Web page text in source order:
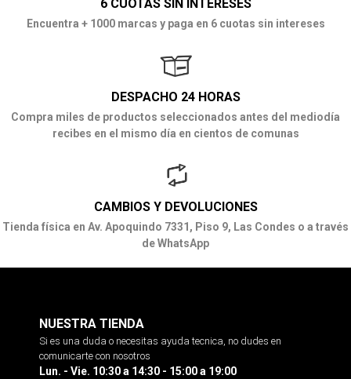
6 CUOTAS SIN INTERESES
Encuentra + 1000 marcas y paga en 6 cuotas sin intereses
DESPACHO 24 HORAS
Compra miles de productos seleccionados antes del mediodía
recibes en el mismo día en cientos de comunas
CAMBIOS Y DEVOLUCIONES
Tienda física en Av. Apoquindo 7331, Piso 9, Las Condes o a través
de WhatsApp
NUESTRA TIENDA
Si es una duda o necesitas ayuda tecnica, no dudes en
comunicarte con nosotros
Lun. - Vie. 10:30 a 14:30 - 15:00 a 19:00